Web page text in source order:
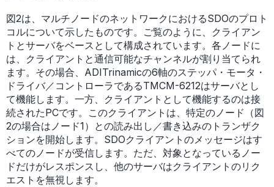
図2は、マルチノードのネットワークにおけるSDOのプロト
コルについて示したものです。ご覧のように、クライアン
トとサーバをベースとして構成されています。各ノードに
は、クライアントと通信可能なチャンネルが割り当てられ
ます。その場合、ADITrinamicの6軸のステッパ・モータ・
ドライバ／コントローラであるTMCM-6212はサーバとし
て機能します。一方、クライアントとして機能するのは接
続されたPCです。このクライアントは、特定のノード（図
2の場合はノード1）との読み出し／書き込みのトランザク
ションを開始します。SDOクライアントのメッセージはす
べてのノードが受信します。ただ、対象となっているノー
ドだけがレスポンスし、他のサーバはクライアントのリク
エストを無視します。